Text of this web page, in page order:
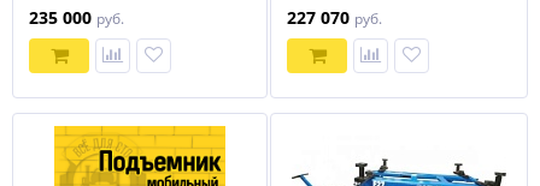
235 000 руб.
мобильный, 220В WiederKraft
227 070 руб.